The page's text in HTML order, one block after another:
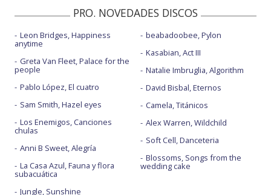
PRO. NOVEDADES DISCOS
Leon Bridges, Happiness
anytime
Greta Van Fleet, Palace for the
people
Pablo López, El cuatro
Sam Smith, Hazel eyes
Los Enemigos, Canciones
chulas
Anni B Sweet, Alegría
La Casa Azul, Fauna y flora
subacuática
Jungle, Sunshine
beabadoobee, Pylon
Kasabian, Act III
Natalie Imbruglia, Algorithm
David Bisbal, Eternos
Camela, Titánicos
Alex Warren, Wildchild
Soft Cell, Danceteria
Blossoms, Songs from the
wedding cake